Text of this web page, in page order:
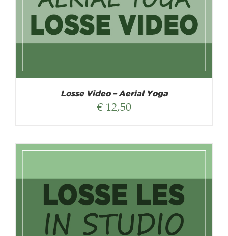
Losse Video – Aerial Yoga
€12,50